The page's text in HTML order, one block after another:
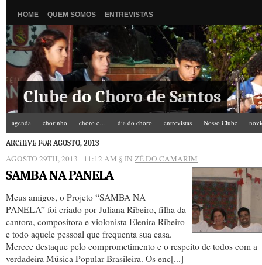
HOME QUEM SOMOS ENTREVISTAS
Clube do Choro de Santos
agenda chorinho choro e… dia do choro entrevistas Nosso Clube
Zé do Camarim
ARCHIVE FOR AGOSTO, 2013
AGOSTO 29TH, 2013 - 11:12 AM § IN ZÉ DO CAMARIM
SAMBA NA PANELA
Meus amigos, o Projeto “SAMBA NA
PANELA” foi criado por Juliana Ribeiro, filha da
cantora, compositora e violonista Elenira Ribeiro
e todo aquele pessoal que frequenta sua casa.
Merece destaque pelo comprometimento e o respeito de todos com a
verdadeira Música Popular Brasileira. Os enc[...]